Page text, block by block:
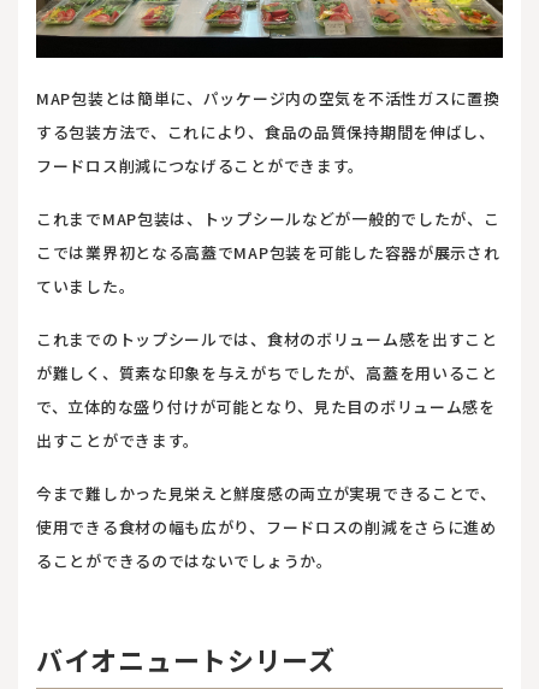
MAP包装とは簡単に、パッケージ内の空気を不活性ガスに置換
する包装方法で、これにより、食品の品質保持期間を伸ばし、
フードロス削減につなげることができます。
これまでMAP包装は、トップシールなどが一般的でしたが、こ
こでは業界初となる高蓋でMAP包装を可能した容器が展示され
ていました。
これまでのトップシールでは、食材のボリューム感を出すこと
が難しく、質素な印象を与えがちでしたが、高蓋を用いること
で、立体的な盛り付けが可能となり、見た目のボリューム感を
出すことができます。
今まで難しかった見栄えと鮮度感の両立が実現できることで、
使用できる食材の幅も広がり、フードロスの削減をさらに進め
ることができるのではないでしょうか。
バイオニュートシリーズ